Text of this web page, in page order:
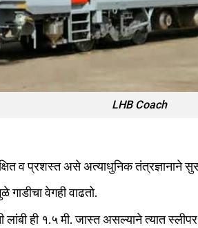
LHB Coach
व प्रशस्त असे अत्याधुनिक तंत्रज्ञानाने
वेगही वाढतो.
ही १.५ मी. जास्त असल्याने त्यात